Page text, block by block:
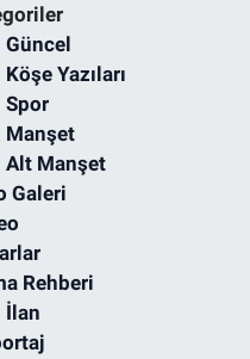
Güncel
Köşe Yazıları
Spor
Manşet
Alt Manşet
Galeri
Rehberi
İlan